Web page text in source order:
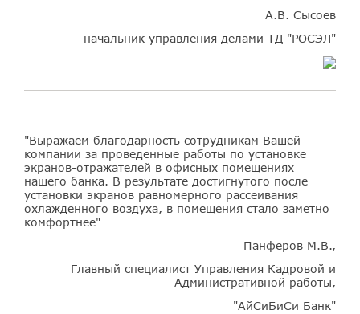
А.В. Сысоев
начальник управления делами ТД "РОСЭЛ"
"Выражаем благодарность сотрудникам Вашей
компании за проведенные работы по установке
экранов-отражателей в офисных помещениях
нашего банка. В результате достигнутого после
установки экранов равномерного рассеивания
охлажденного воздуха, в помещения стало заметно
комфортнее"
Панферов М.В.,
Главный специалист Управления Кадровой и
Административной работы,
"АйСиБиСи Банк"